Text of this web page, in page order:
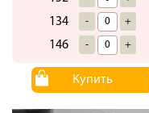
134 - +
146 - +
Купить